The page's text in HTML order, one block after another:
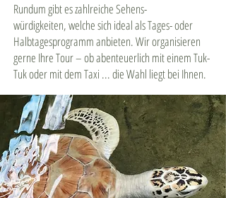
Rundum gibt es zahlreiche Sehens-
würdigkeiten, welche sich ideal als Tages- oder
Halbtagesprogramm anbieten. Wir organisieren
gerne Ihre Tour – ob abenteuerlich mit einem Tuk-
Tuk oder mit dem Taxi ... die Wahl liegt bei Ihnen.